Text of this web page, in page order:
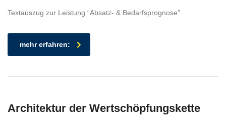
Textauszug zur Leistung “Absatz- & Bedarfsprognose”
mehr erfahren:
Architektur der Wertschöpfungskette